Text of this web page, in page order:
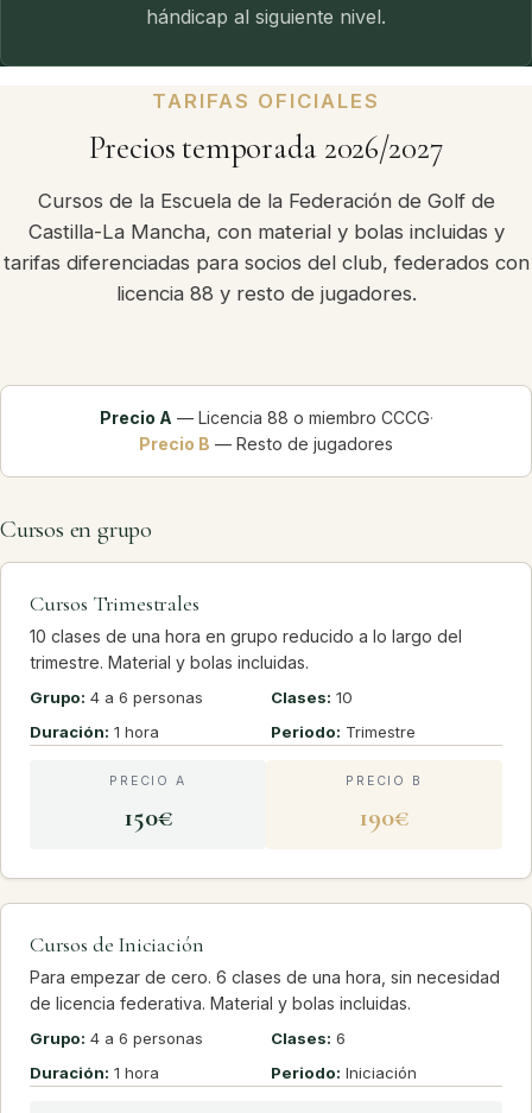
hándicap al siguiente nivel.
TARIFAS OFICIALES
Precios temporada 2026/2027
Cursos de la Escuela de la Federación de Golf de
Castilla-La Mancha, con material y bolas incluidas y
tarifas diferenciadas para socios del club, federados con
licencia 88 y resto de jugadores.
Precio A — Licencia 88 o miembro CCCG·
Precio B — Resto de jugadores
Cursos en grupo
Cursos Trimestrales
10 clases de una hora en grupo reducido a lo largo del
trimestre. Material y bolas incluidas.
Grupo: 4 a 6 personas Clases: 10
Duración: 1 hora Periodo: Trimestre
PRECIO A
150€
PRECIO B
190€
Cursos de Iniciación
Para empezar de cero. 6 clases de una hora, sin necesidad
de licencia federativa. Material y bolas incluidas.
Grupo: 4 a 6 personas Clases: 6
Duración: 1 hora Periodo: Iniciación